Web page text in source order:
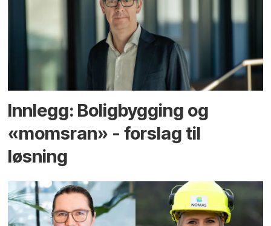
Innlegg: Boligbygging og
«momsran» - forslag til
løsning